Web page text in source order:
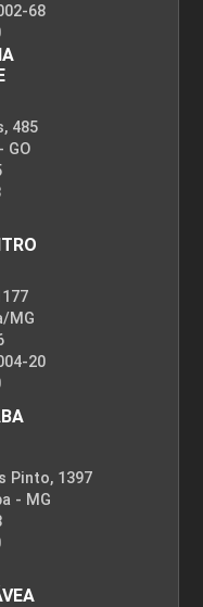
68
485
GO
MG
20
Pinto, 1397
- MG